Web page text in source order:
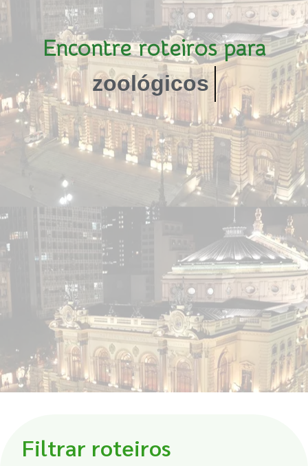
Encontre roteiros para
Filtrar roteiros